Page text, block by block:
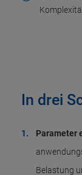
In drei
Parameter
Belastung